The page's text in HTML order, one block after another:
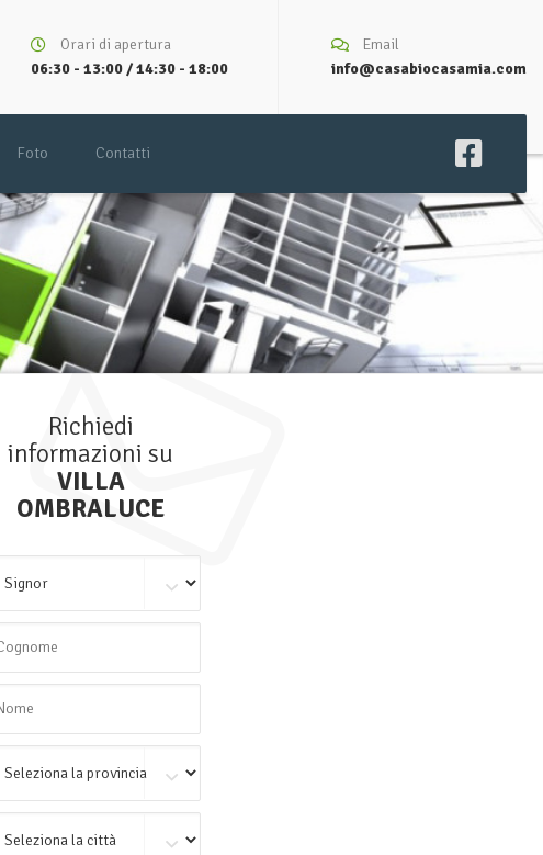
Orari di apertura
06:30 - 13:00 / 14:30 - 18:00
Email
info@casabiocasamia.com
Foto Contatti
Richiedi
informazioni su
VILLA
OMBRALUCE